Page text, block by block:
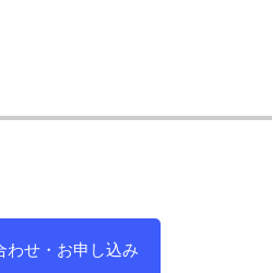
わせ・お申し込み